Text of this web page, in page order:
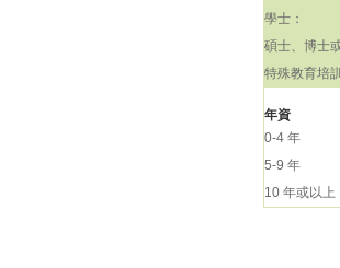
學士：
碩士、博士
特殊教育培
年資
0-4 年
5-9 年
10 年或以上